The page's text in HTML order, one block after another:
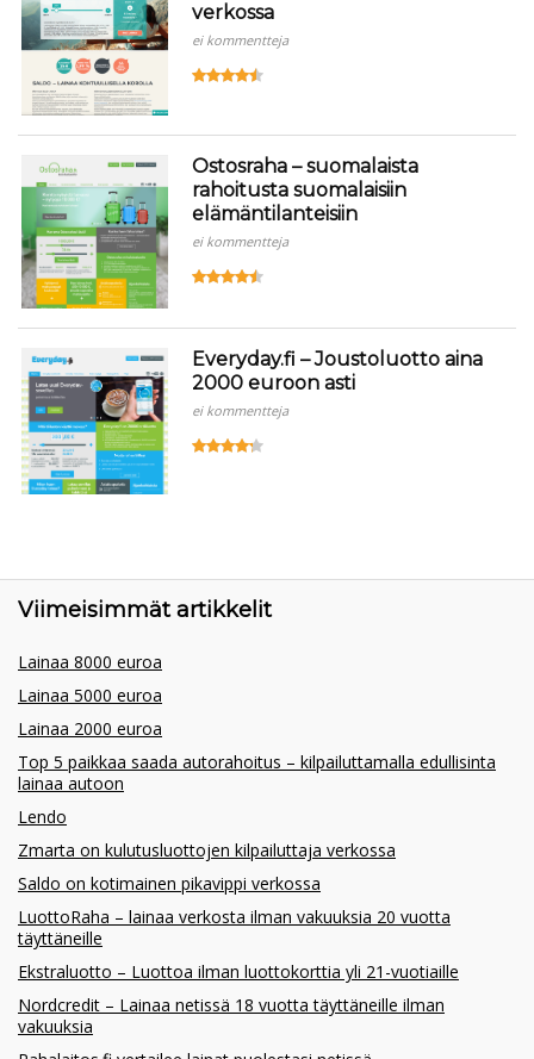
verkossa
ei kommentteja
Ostosraha – suomalaista
rahoitusta suomalaisiin
elämäntilanteisiin
ei kommentteja
Everyday.fi – Joustoluotto aina
2000 euroon asti
ei kommentteja
Viimeisimmät artikkelit
Lainaa 8000 euroa
Lainaa 5000 euroa
Lainaa 2000 euroa
Top 5 paikkaa saada autorahoitus – kilpailuttamalla edullisinta
lainaa autoon
Lendo
Zmarta on kulutusluottojen kilpailuttaja verkossa
Saldo on kotimainen pikavippi verkossa
LuottoRaha – lainaa verkosta ilman vakuuksia 20 vuotta
täyttäneille
Ekstraluotto – Luottoa ilman luottokorttia yli 21-vuotiaille
Nordcredit – Lainaa netissä 18 vuotta täyttäneille ilman
vakuuksia